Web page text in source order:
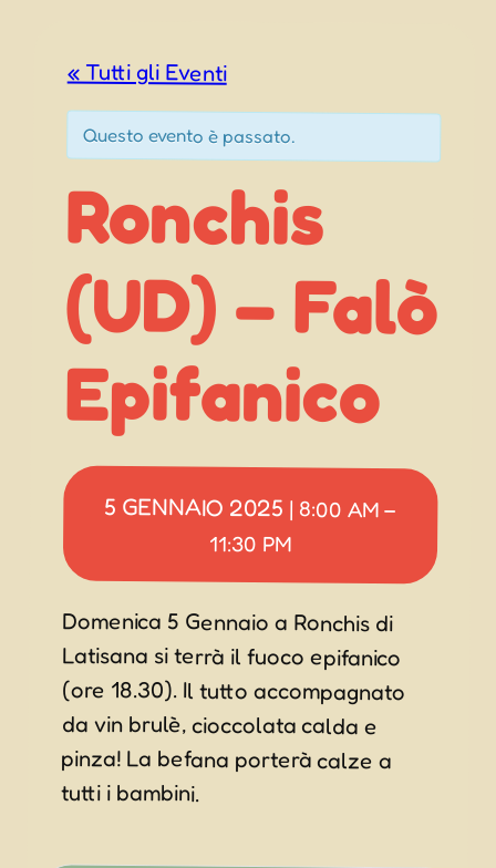
« Tutti gli Eventi
Questo evento è passato.
Ronchis
(UD) – Falò
Epifanico
5 GENNAIO 2025 | 8:00 AM –
11:30 PM
Domenica 5 Gennaio a Ronchis di
Latisana si terrà il fuoco epifanico
(ore 18.30). Il tutto accompagnato
da vin brulè, cioccolata calda e
pinza! La befana porterà calze a
tutti i bambini.